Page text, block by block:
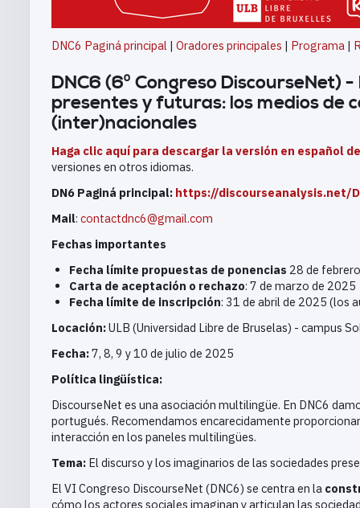
DNC6 Paginá principal | Oradores principales | Programa |
DNC6 (6º Congreso DiscourseNet)
presentes y futuras: los medios de
(inter)nacionales
Haga clic aquí para descargar la versión en español
versiones en otros idiomas.
DN6 Paginá principal: https://discourseanalysis.net/
Mail: contactdnc6@gmail.com
Fechas importantes
Fecha límite propuestas de ponencias 28 de
Carta de aceptación o rechazo: 7 de marzo de 2025
Fecha límite de inscripción: 31 de abril de 2025 (los
Locación:ULB (Universidad Libre de Bruselas) - campus
Fecha:7, 8, 9 y 10 de julio de 2025
Política lingüística:
DiscourseNet es una asociación multilingüe. En DNC6
portugués. Recomendamos encarecidamente
interacción en los paneles multilingües.
Tema: El discurso y los imaginarios de las sociedades
El VI Congreso DiscourseNet (DNC6) se centra en la
cómo los actores sociales imaginan y articulan las